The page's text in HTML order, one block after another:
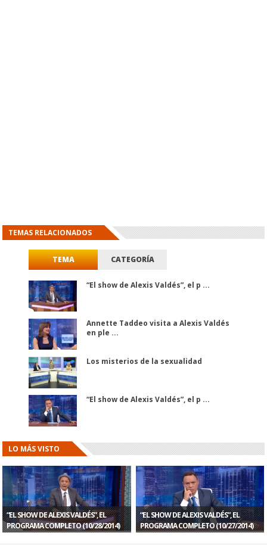
TEMAS RELACIONADOS
TEMA CATEGORÍA
“El show de Alexis Valdés”, el p ...
Annette Taddeo visita a Alexis Valdés
en ple ...
Los misterios de la sexualidad
“El show de Alexis Valdés”, el p ...
LO MÁS VISTO
“EL SHOW DE ALEXIS VALDÉS”, EL
PROGRAMA COMPLETO (10/28/2014)
“EL SHOW DE ALEXIS VALDÉS”, EL
PROGRAMA COMPLETO (10/27/2014)